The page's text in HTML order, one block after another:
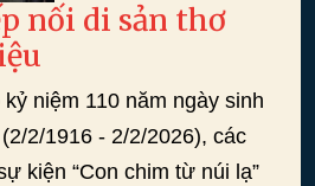
nối di sản thơ
niệm 110 năm ngày sinh
2/1916 - 2/2/2026), các
kiện “Con chim từ núi lạ”